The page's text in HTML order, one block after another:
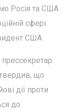
Росія та США
сфері.
США.
що
дії проти
до